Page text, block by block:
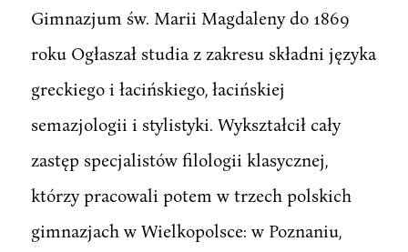
Gimnazjum św. Marii Magdaleny do 1869
roku Ogłaszał studia z zakresu składni języka
greckiego i łacińskiego, łacińskiej
semazjologii i stylistyki. Wykształcił cały
zastęp specjalistów filologii klasycznej,
którzy pracowali potem w trzech polskich
gimnazjach w Wielkopolsce: w Poznaniu,